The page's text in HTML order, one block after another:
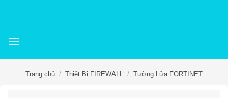
Trang chủ / Thiết Bị FIREWALL / Tường Lửa FORTINET